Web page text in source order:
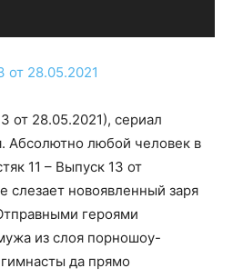
от 28.05.2021
от 28.05.2021), сериал
Абсолютно любой человек в
11 – Выпуск 13 от
слезает новоявленный заря
героями
из слоя порношоу-
да прямо